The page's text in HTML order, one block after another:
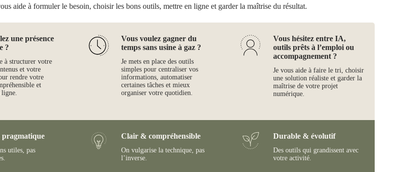
aide à formuler le besoin, choisir les bons outils, mettre en ligne et garder la maîtrise du résultat.
une présence
?
à structurer votre
et votre
rendre votre
et
Vous voulez gagner du
temps sans usine à gaz ?
Je mets en place des outils
simples pour centraliser vos
informations, automatiser
certaines tâches et mieux
organiser votre quotidien.
Vous hésitez entre IA,
outils prêts à l’emploi ou
accompagnement ?
Je vous aide à faire le tri, choisir
une solution réaliste et garder la
maîtrise de votre projet
numérique.
pragmatique
utiles, pas
Clair & compréhensible
On vulgarise la technique, pas
l’inverse.
Durable & évolutif
Des outils qui grandissent avec
votre activité.